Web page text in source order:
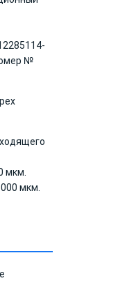
№
мкм.
мкм.